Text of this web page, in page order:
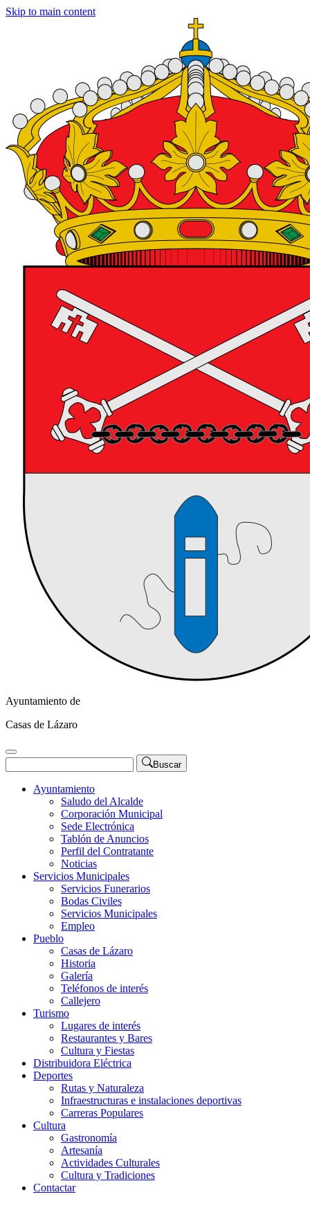
Skip to main content
Ayuntamiento de
Casas de Lázaro
Buscar
Ayuntamiento
Saludo del Alcalde
Corporación Municipal
Sede Electrónica
Tablón de Anuncios
Perfil del Contratante
Noticias
Servicios Municipales
Servicios Funerarios
Bodas Civiles
Servicios Municipales
Empleo
Pueblo
Casas de Lázaro
Historia
Galería
Teléfonos de interés
Callejero
Turismo
Lugares de interés
Restaurantes y Bares
Cultura y Fiestas
Distribuidora Eléctrica
Deportes
Rutas y Naturaleza
Infraestructuras e instalaciones deportivas
Carreras Populares
Cultura
Gastronomía
Artesanía
Actividades Culturales
Cultura y Tradiciones
Contactar